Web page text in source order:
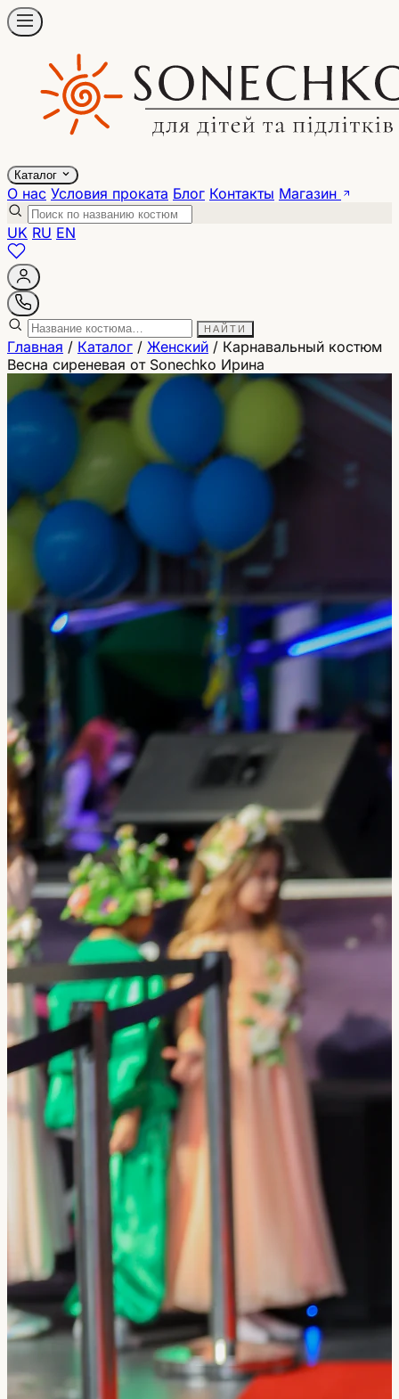
Каталог
О нас Условия проката Блог Контакты Магазин
UK RU EN
НАЙТИ
Главная / Каталог / Женский / Карнавальный костюм
Весна сиреневая от Sonechko Ирина